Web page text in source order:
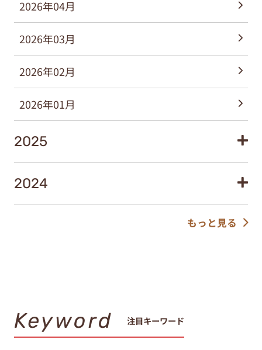
2026年04月
2026年03月
2026年02月
2026年01月
2025
2024
もっと見る
Keyword 注目キーワード